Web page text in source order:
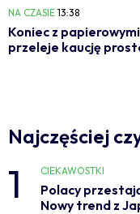
NA CZASIE 13:38
Koniec z
przeleje kaucję
Najczęściej
1 CIEKAWOSTKI
Polacy
Nowy trend z